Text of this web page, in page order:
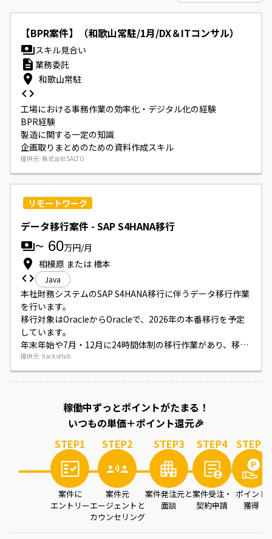
【BPR案件】（和歌山常駐/1月/DX＆ITコンサル）
スキル見合い
業務委託
和歌山常駐
工場における事務作業の効率化・デジタル化の経験
BPR経験
製造に関する一定の知識
企画取りまとめのための資料作成スキル
提供元: 株式会社SALTO
リモートワーク
データ移行案件 - SAP S4HANA移行
~ 60万円/月
相模原 または 橋本
Java
本社財務システムのSAP S4HANA移行に伴うデータ移行作業
を行います。
移行対象はOracleからOracleで、2026年の本番移行を予定
しています。
年末年始や7月・12月に24時間体制の移行作業があり、移行
リハーサルや振り返り、問い合わせ対応なども担当します。
提供元: hacksHub
稼働中ずっとポイントがたまる！
いつもの単価＋ポイント還元🎉
STEP1
案件に
エントリー
STEP2
案件元
エージェントと
カウンセリング
STEP3
案件発注元と
面談
STEP4
案件受注・
契約申請
STEP5
ポイント
獲得